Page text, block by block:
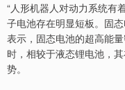
“人形机器人对动力系统有
子电池存在明显短板。固
表示，固态电池的超高能
时，相较于液态锂电池，
势。